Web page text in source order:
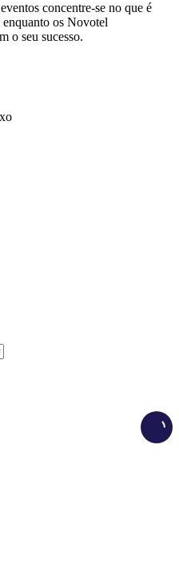
concentre-se no que é
os Novotel
o seu sucesso.